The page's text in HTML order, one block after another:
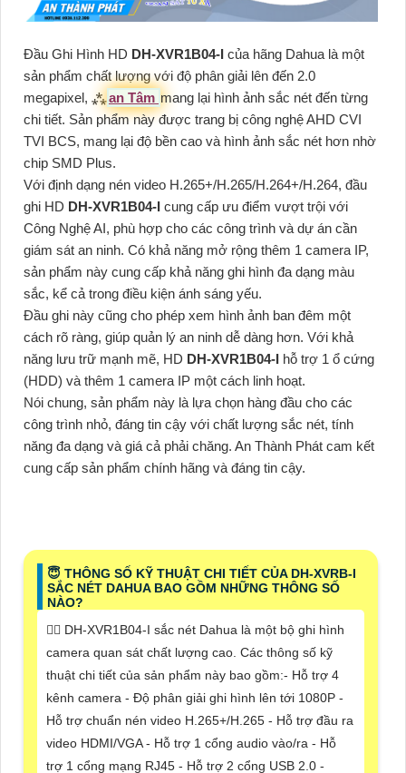
Đầu Ghi Hình HD DH-XVR1B04-I của hãng Dahua là một
sản phẩm chất lượng với độ phân giải lên đến 2.0
megapixel, ⁂an Tâm mang lại hình ảnh sắc nét đến từng
chi tiết. Sản phẩm này được trang bị công nghệ AHD CVI
TVI BCS, mang lại độ bền cao và hình ảnh sắc nét hơn nhờ
chip SMD Plus.
Với định dạng nén video H.265+/H.265/H.264+/H.264, đầu
ghi HD DH-XVR1B04-I cung cấp ưu điểm vượt trội với
Công Nghệ AI, phù hợp cho các công trình và dự án cần
giám sát an ninh. Có khả năng mở rộng thêm 1 camera IP,
sản phẩm này cung cấp khả năng ghi hình đa dạng màu
sắc, kể cả trong điều kiện ánh sáng yếu.
Đầu ghi này cũng cho phép xem hình ảnh ban đêm một
cách rõ ràng, giúp quản lý an ninh dễ dàng hơn. Với khả
năng lưu trữ mạnh mẽ, HD DH-XVR1B04-I hỗ trợ 1 ổ cứng
(HDD) và thêm 1 camera IP một cách linh hoạt.
Nói chung, sản phẩm này là lựa chọn hàng đầu cho các
công trình nhỏ, đáng tin cậy với chất lượng sắc nét, tính
năng đa dạng và giá cả phải chăng. An Thành Phát cam kết
cung cấp sản phẩm chính hãng và đáng tin cậy.
😇 THÔNG SỐ KỸ THUẬT CHI TIẾT CỦA DH-XVRB-I
SẮC NÉT DAHUA BAO GỒM NHỮNG THÔNG SỐ
NÀO?
🙆‍♀️ DH-XVR1B04-I sắc nét Dahua là một bộ ghi hình
camera quan sát chất lượng cao. Các thông số kỹ
thuật chi tiết của sản phẩm này bao gồm:- Hỗ trợ 4
kênh camera - Độ phân giải ghi hình lên tới 1080P -
Hỗ trợ chuẩn nén video H.265+/H.265 - Hỗ trợ đầu ra
video HDMI/VGA - Hỗ trợ 1 cổng audio vào/ra - Hỗ
trợ 1 cổng mạng RJ45 - Hỗ trợ 2 cổng USB 2.0 -